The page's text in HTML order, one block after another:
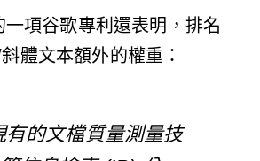
一項谷歌專利還表明，排名
體文本額外的權重：
有的文檔質量測量技